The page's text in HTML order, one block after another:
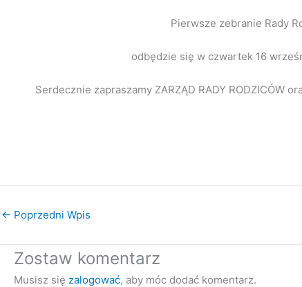
Pierwsze zebranie Rady
odbędzie się w czwartek 16
Serdecznie zapraszamy ZARZĄD RADY RODZICÓW
Dyrektor
Przewodnicząca
← Poprzedni Wpis
Zostaw komentarz
Musisz się zalogować, aby móc dodać komentarz.